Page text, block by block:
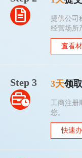
提供公司
经营场所
查看
Step 3 3天领
工商注册
您。
快速